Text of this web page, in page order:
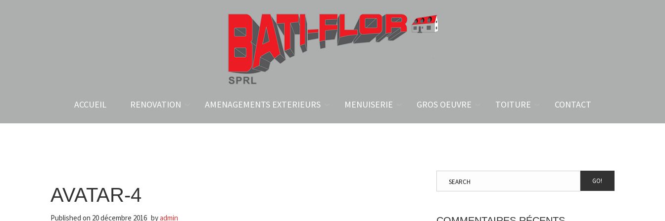
ACCUEIL RENOVATION AMENAGEMENTS EXTERIEURS MENUISERIE GROS OEUVRE TOITURE CONTACT
AVATAR-4
Published on 20 décembre 2016 byadmin
GO!